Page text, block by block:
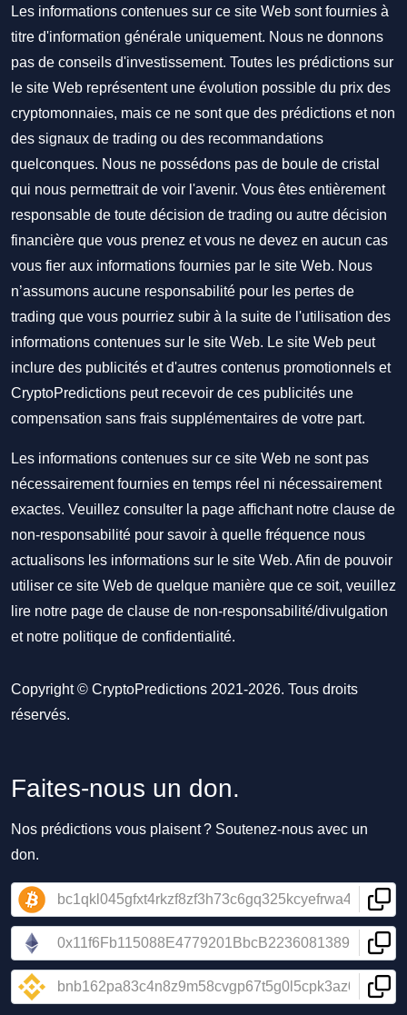
Les informations contenues sur ce site Web sont fournies à
titre d'information générale uniquement. Nous ne donnons
pas de conseils d'investissement. Toutes les prédictions sur
le site Web représentent une évolution possible du prix des
cryptomonnaies, mais ce ne sont que des prédictions et non
des signaux de trading ou des recommandations
quelconques. Nous ne possédons pas de boule de cristal
qui nous permettrait de voir l'avenir. Vous êtes entièrement
responsable de toute décision de trading ou autre décision
financière que vous prenez et vous ne devez en aucun cas
vous fier aux informations fournies par le site Web. Nous
n’assumons aucune responsabilité pour les pertes de
trading que vous pourriez subir à la suite de l'utilisation des
informations contenues sur le site Web. Le site Web peut
inclure des publicités et d'autres contenus promotionnels et
CryptoPredictions peut recevoir de ces publicités une
compensation sans frais supplémentaires de votre part.
Les informations contenues sur ce site Web ne sont pas
nécessairement fournies en temps réel ni nécessairement
exactes. Veuillez consulter la page affichant notre clause de
non-responsabilité pour savoir à quelle fréquence nous
actualisons les informations sur le site Web. Afin de pouvoir
utiliser ce site Web de quelque manière que ce soit, veuillez
lire notre page de clause de non-responsabilité/divulgation
et notre politique de confidentialité.
Copyright © CryptoPredictions 2021-2026. Tous droits
réservés.
Faites-nous un don.
Nos prédictions vous plaisent ? Soutenez-nous avec un
don.